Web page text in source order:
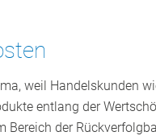
weil Handelskunden
entlang der
Bereich der